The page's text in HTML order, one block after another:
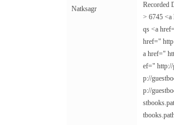
Natksagr
Recorded
> 6745
qs <a
href="
a href="
ef=" http://
p://
p://